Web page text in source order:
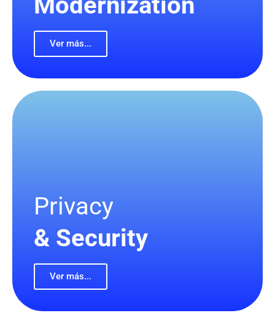
Ver más...
Privacy
& Security
Ver más...